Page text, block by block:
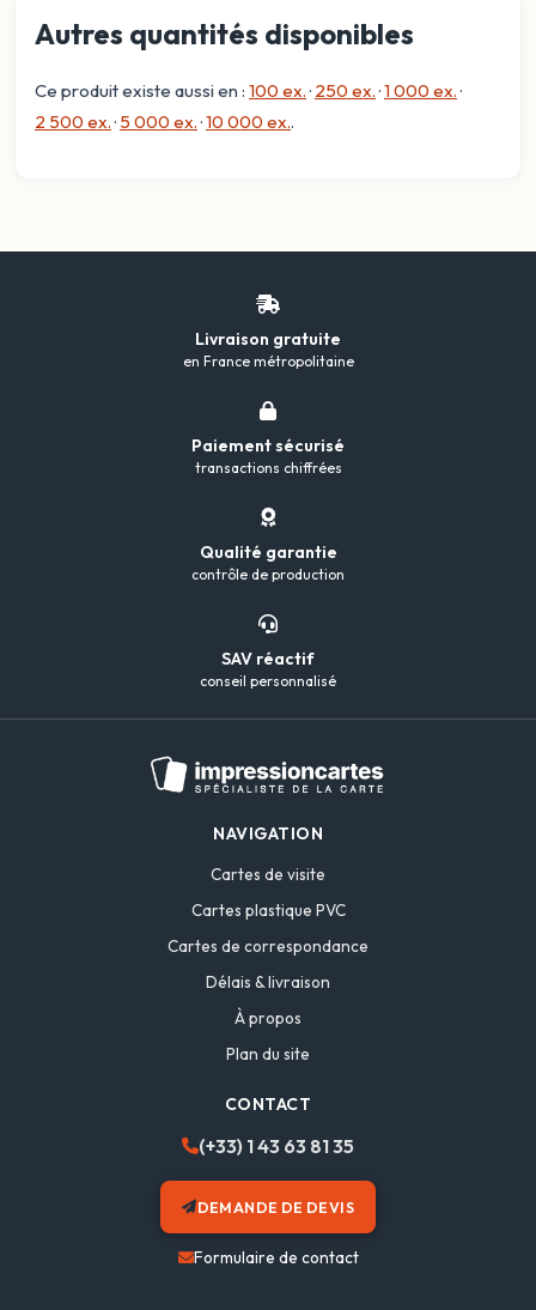
Autres quantités disponibles
Ce produit existe aussi en : 100 ex.· 250 ex.·1 000 ex.·
2 500 ex.· 5 000 ex.·10 000 ex..
Livraison gratuite
en France métropolitaine
Paiement sécurisé
transactions chiffrées
Qualité garantie
contrôle de production
SAV réactif
conseil personnalisé
NAVIGATION
Cartes de visite
Cartes plastique PVC
Cartes de correspondance
Délais & livraison
À propos
Plan du site
CONTACT
(+33) 1 43 63 81 35
DEMANDE DE DEVIS
Formulaire de contact